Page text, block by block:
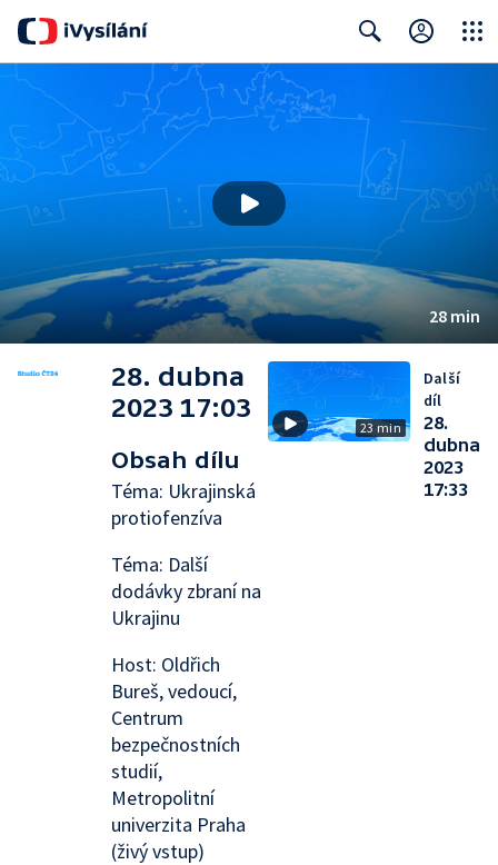
28 min
28. dubna
2023 17:03
Obsah dílu
Téma: Ukrajinská
protiofenzíva
Téma: Další
dodávky zbraní na
Ukrajinu
Host: Oldřich
Bureš, vedoucí,
Centrum
bezpečnostních
studií,
Metropolitní
univerzita Praha
(živý vstup)
23 min
Další
díl
28.
dubna
2023
17:33